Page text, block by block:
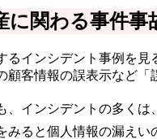
に関わる事件事
るインシデント事例を
顧客情報の誤表示など
、インシデントの多く
みると個人情報の漏え